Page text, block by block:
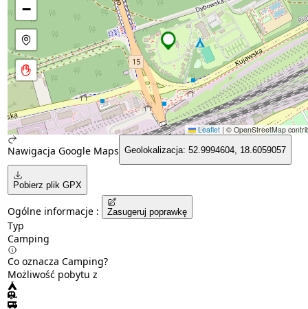
−
Leaflet | © OpenStreetMap
Nawigacja Google Maps Geolokalizacja: 52.9994604, 18.6059057
Pobierz plik GPX
Ogólne informacje : Zasugeruj poprawkę
Typ
Camping
Co oznacza Camping?
Możliwość pobytu z